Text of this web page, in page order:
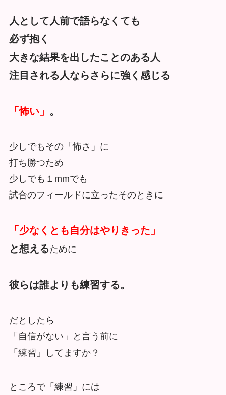
人として人前で語らなくても
必ず抱く
大きな結果を出したことのある人
注目される人ならさらに強く感じる
「怖い」 。
少しでもその「怖さ」に
打ち勝つため
少しでも１mmでも
試合のフィールドに立ったそのときに
「少なくとも自分はやりきった」
と想えるために
彼らは誰よりも練習する。
だとしたら
「自信がない」と言う前に
「練習」してますか？
ところで「練習」には